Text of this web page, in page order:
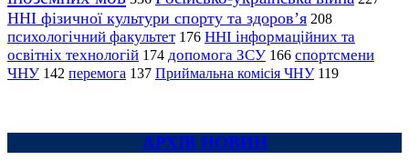
ННІ фізичної культури спорту та здоров’я 208
психологічний факультет 176 ННІ інформаційних та
освітніх технологій 174 допомога ЗСУ 166 спортсмени
ЧНУ 142 перемога 137 Приймальна комісія ЧНУ 119
АРХІВ НОВИН